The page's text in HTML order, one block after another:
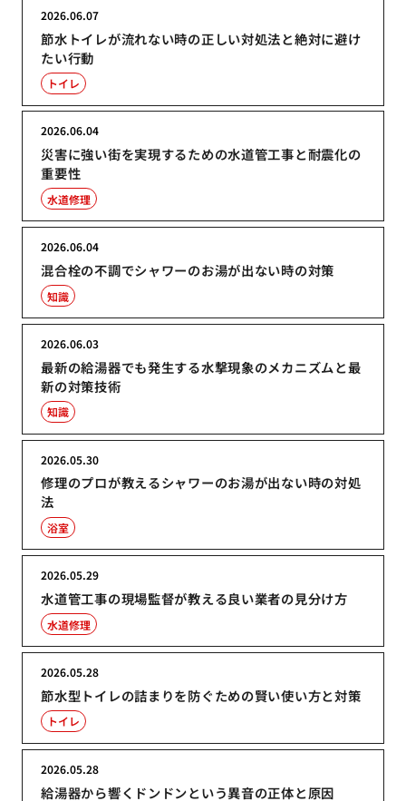
節水トイレが流れない時の正しい対処法と絶対に避け
たい行動
2026.06.07
トイレ
災害に強い街を実現するための水道管工事と耐震化の
重要性
2026.06.04
水道修理
混合栓の不調でシャワーのお湯が出ない時の対策
2026.06.04
知識
最新の給湯器でも発生する水撃現象のメカニズムと最
新の対策技術
2026.06.03
知識
修理のプロが教えるシャワーのお湯が出ない時の対処
法
2026.05.30
浴室
水道管工事の現場監督が教える良い業者の見分け方
2026.05.29
水道修理
節水型トイレの詰まりを防ぐための賢い使い方と対策
2026.05.28
トイレ
給湯器から響くドンドンという異音の正体と原因
2026.05.28